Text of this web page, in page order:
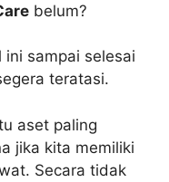
belum?
sampai selesai
teratasi.
aset paling
jika kita memiliki
Secara tidak